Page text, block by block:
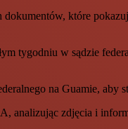
które
tygodniu w sądzie
na Guamie, aby
zdjęcia i